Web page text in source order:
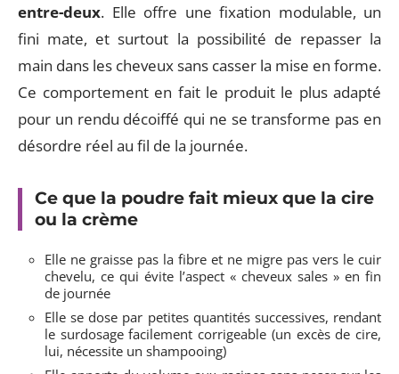
entre-deux. Elle offre une fixation modulable, un
fini mate, et surtout la possibilité de repasser la
main dans les cheveux sans casser la mise en forme.
Ce comportement en fait le produit le plus adapté
pour un rendu décoiffé qui ne se transforme pas en
désordre réel au fil de la journée.
Ce que la poudre fait mieux que la cire
ou la crème
Elle ne graisse pas la fibre et ne migre pas vers le cuir
chevelu, ce qui évite l’aspect « cheveux sales » en fin
de journée
Elle se dose par petites quantités successives, rendant
le surdosage facilement corrigeable (un excès de cire,
lui, nécessite un shampooing)